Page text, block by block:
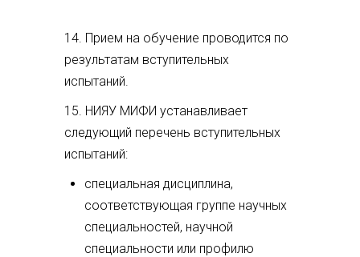
14. Прием на обучение проводится по
результатам вступительных
испытаний.
15. НИЯУ МИФИ устанавливает
следующий перечень вступительных
испытаний:
специальная дисциплина,
соответствующая группе научных
специальностей, научной
специальности или профилю